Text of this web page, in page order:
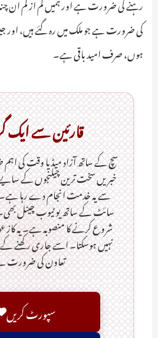
کی ضرورت ہے جو ملک میں رہ گئے ہیں، اور
ہوں، صرف امید باقی ہے۔
قارئین سے
سچ کے ساتھ آزاد میڈیا وقت کی
خبریں سخت ترین چیلنجوں کے
سے یہ خدمت انجام دے رہا
سائٹ کے ساتھ یو ٹیوب چینل
شروع کرنے کا منصوبہ ہے۔ یہ کاز
نہیں ہوسکتا۔ اسے جاری
تعاون کی
سپورٹ کریں